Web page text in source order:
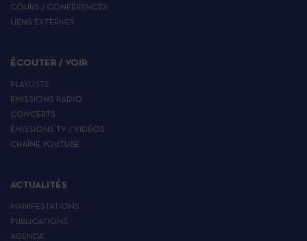
COURS / CONFÉRENCES
LIENS EXTERNES
ÉCOUTER / VOIR
PLAYLISTS
EMISSIONS RADIO
CONCERTS
ÉMISSIONS TV / VIDÉOS
CHAÎNE YOUTUBE
ACTUALITÉS
MANIFESTATIONS
PUBLICATIONS
AGENDA